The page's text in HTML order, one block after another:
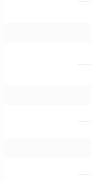
-------
-------
-------